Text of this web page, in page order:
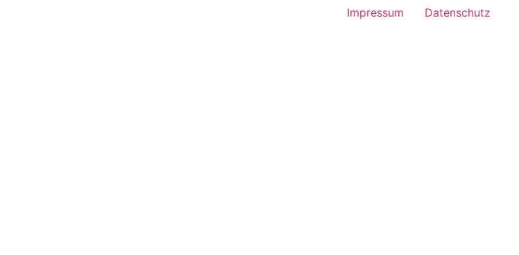
Impressum Datenschutz